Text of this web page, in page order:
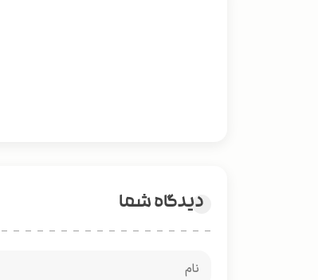
دیدگاه شما